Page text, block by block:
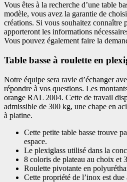
Vous êtes à la recherche d’une table
modèle, vous avez la garantie de
créations. Si vous souhaitez connaître
apporteront les informations
Vous pouvez également faire la
Table basse à roulette en
Notre équipe sera ravie d’échanger
répondre à vos questions. Les
orange RAL 2004. Cette de travail
admissible de 300 kg, une chape en
à platine.
Cette petite table basse trouve
espace.
Le plexiglass utilisé dans la
8 coloris de plateau au choix et
Roulette pivotante en
Cette propriété de l’inox est